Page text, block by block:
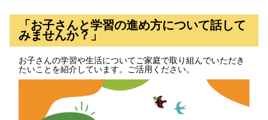
「お子さんと学習の進め方について話して
みませんか？」
お子さんの学習や生活についてご家庭で取り組んでいただき
たいことを紹介しています。ご活用ください。